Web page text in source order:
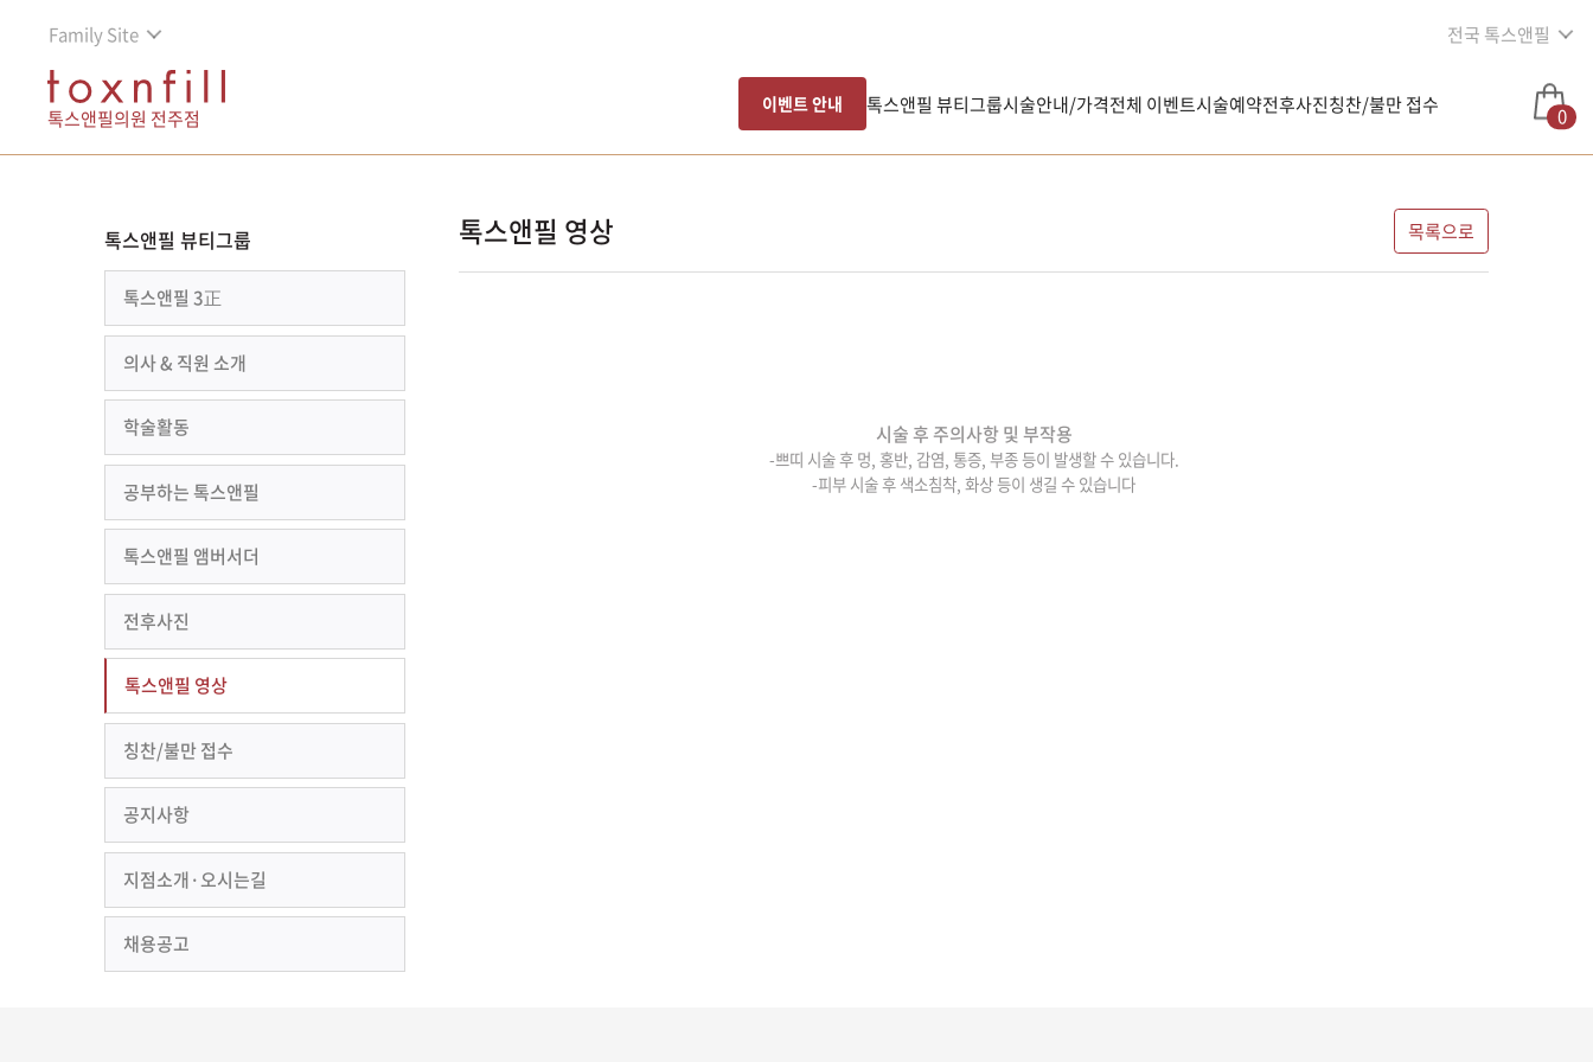
Family Site 전국 톡스앤필
톡스앤필의원 전주점
이벤트 안내 톡스앤필 뷰티그룹시술안내/가격전체 이벤트시술예약전후사진칭찬/불만 접수 0
톡스앤필 뷰티그룹
톡스앤필 3正
의사 & 직원 소개
학술활동
공부하는 톡스앤필
톡스앤필 앰버서더
전후사진
톡스앤필 영상
칭찬/불만 접수
공지사항
지점소개·오시는길
채용공고
톡스앤필 영상 목록으로
시술 후 주의사항 및 부작용
-쁘띠 시술 후 멍, 홍반, 감염, 통증, 부종 등이 발생할 수 있습니다.
-피부 시술 후 색소침착, 화상 등이 생길 수 있습니다